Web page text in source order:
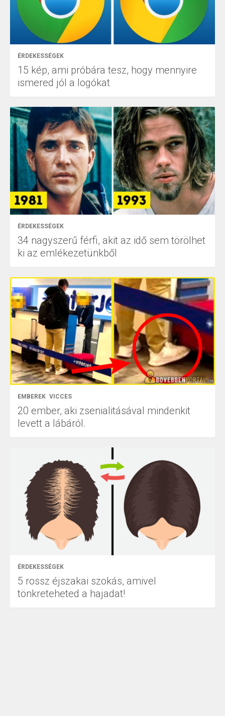
ÉRDEKESSÉGEK
15 kép, ami próbára tesz, hogy mennyire
ismered jól a logókat
ÉRDEKESSÉGEK
34 nagyszerű férfi, akit az idő sem törölhet
ki az emlékezetünkből
EMBEREK VICCES
20 ember, aki zsenialitásával mindenkit
levett a lábáról.
ÉRDEKESSÉGEK
5 rossz éjszakai szokás, amivel
tönkreteheted a hajadat!